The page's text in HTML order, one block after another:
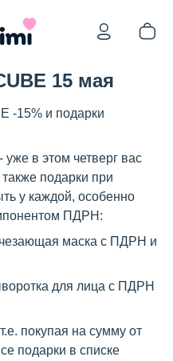
15 мая
-15% и подарки
в этом четверг вас
подарки при
у каждой, особенно
ПДРН:
маска с ПДРН и
для лица с ПДРН
покупая на сумму от
подарки в списке